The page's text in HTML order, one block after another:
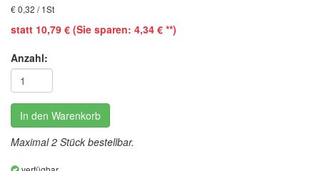
€ 0,32 / 1St
statt 10,79 € (Sie sparen: 4,34 € **)
Anzahl:
In den Warenkorb
Maximal 2 Stück bestellbar.